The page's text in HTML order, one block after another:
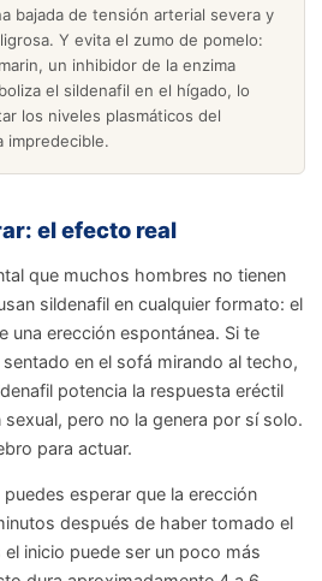
bajada de tensión arterial severa y
Y evita el zumo de pomelo:
un inhibidor de la enzima
el sildenafil en el hígado, lo
los niveles plasmáticos del
impredecible.
el efecto real
que muchos hombres no tienen
sildenafil en cualquier formato: el
una erección espontánea. Si te
en el sofá mirando al techo,
potencia la respuesta eréctil
pero no la genera por sí solo.
para actuar.
esperar que la erección
después de haber tomado el
inicio puede ser un poco más